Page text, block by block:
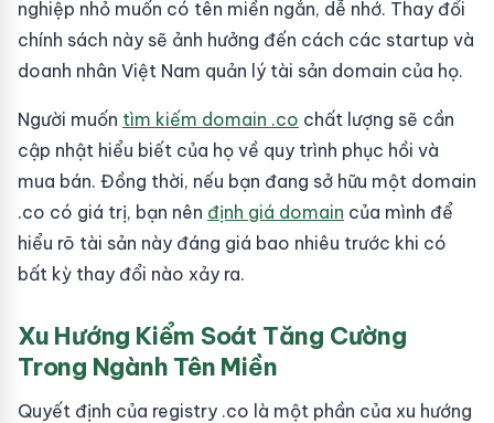
nghiệp nhỏ muốn có tên miền ngắn, dễ nhớ. Thay đổi
chính sách này sẽ ảnh hưởng đến cách các startup và
doanh nhân Việt Nam quản lý tài sản domain của họ.
Người muốn tìm kiếm domain .co chất lượng sẽ cần
cập nhật hiểu biết của họ về quy trình phục hồi và
mua bán. Đồng thời, nếu bạn đang sở hữu một domain
.co có giá trị, bạn nên định giá domain của mình để
hiểu rõ tài sản này đáng giá bao nhiêu trước khi có
bất kỳ thay đổi nào xảy ra.
Xu Hướng Kiểm Soát Tăng Cường
Trong Ngành Tên Miền
Quyết định của registry .co là một phần của xu hướng